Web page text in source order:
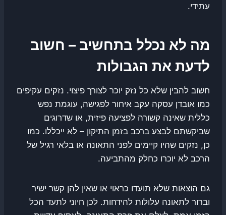
עתידי.
מה לא נכלל בתחשיב – חשוב
לדעת את הגבולות
חשוב להבין שלא כל נזק יוכר לצורך פיצוי. נזקים עקיפים
כמו אובדן עסקה עקב איחור לפגישה, עוגמת נפש
כללית שאינה קשורה לפציעה פיזית, או שדרוגים
שביקשתם לבצע ברכב בזמן התיקון – לא ייכללו. כמו
כן, נזקים שהיו קיימים לפני התאונה או בלאי רגיל של
הרכב לא יוכרו כחלק מהתביעה.
גם הוצאות שלא תועדו כראוי או שאין להן קשר ישיר
וברור לתאונה עלולות להידחות. לכן חיוני לתעד הכל